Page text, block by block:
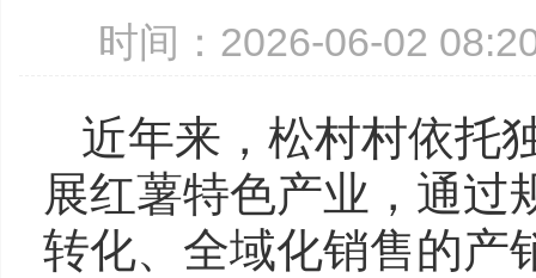
时间：2026-06-02
近年来，松村村依托
展红薯特色产业，通过
转化、全域化销售的产